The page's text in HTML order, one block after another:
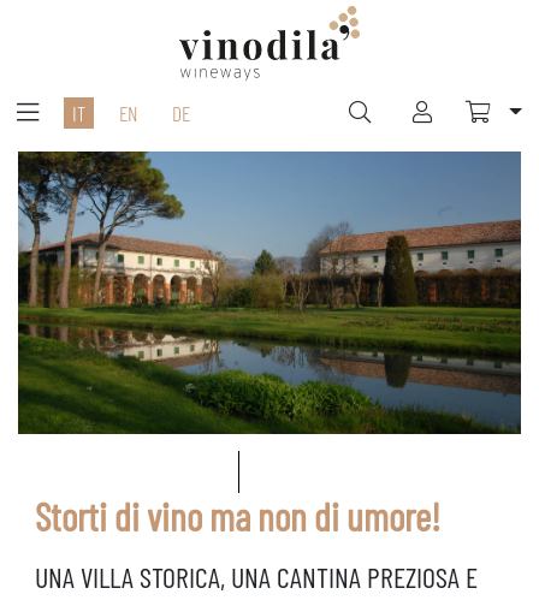
IT EN DE
Storti di vino ma non di umore!
UNA VILLA STORICA, UNA CANTINA PREZIOSA E